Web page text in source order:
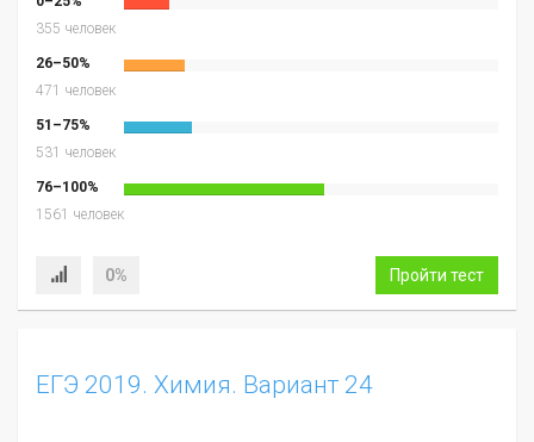
355 человек
26–50%
471 человек
51–75%
531 человек
76–100%
1561 человек
0% Пройти тест
ЕГЭ 2019. Химия. Вариант 24